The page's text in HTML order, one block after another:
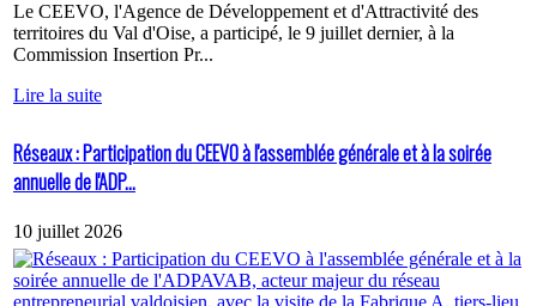
Le CEEVO, l'Agence de Développement et d'Attractivité des
territoires du Val d'Oise, a participé, le 9 juillet dernier, à la
Commission Insertion Pr...
Lire la suite
Réseaux : Participation du CEEVO à l'assemblée générale et à la soirée
annuelle de l'ADP...
10 juillet 2026